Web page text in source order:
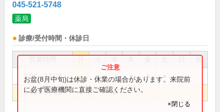
045-521-5748
薬局
診療/受付時間・休診日
祝
9:00～17:00 ● ● ●
9:00～19:00 ● ●
お盆(8月中旬)は休診・休業の場合があります。来院前
に必ず医療機関に直接ご確認ください。
×閉じる